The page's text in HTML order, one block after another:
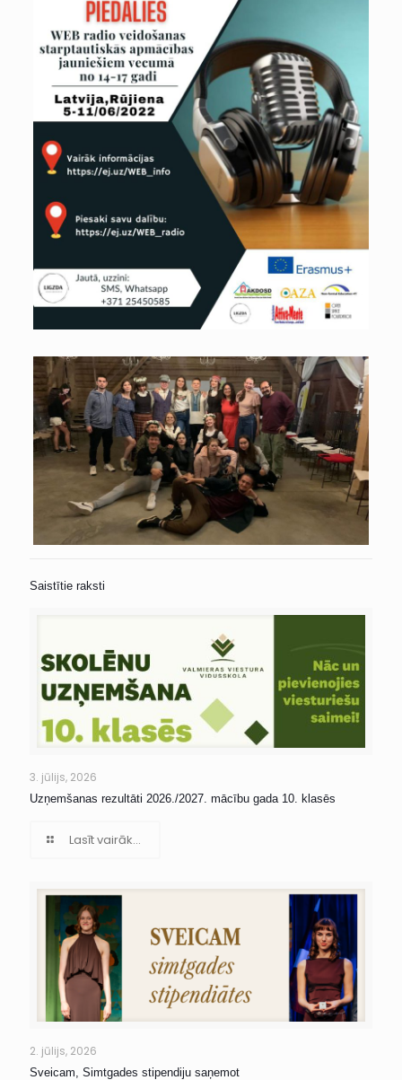
Saistītie raksti
3. jūlijs, 2026
Uzņemšanas rezultāti 2026./2027. mācību gada 10. klasēs
Lasīt vairāk...
2. jūlijs, 2026
Sveicam, Simtgades stipendiju saņemot